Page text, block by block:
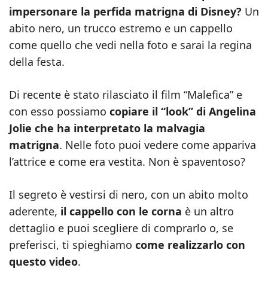
impersonare la perfida matrigna di Disney? Un
abito nero, un trucco estremo e un cappello
come quello che vedi nella foto e sarai la regina
della festa.
Di recente è stato rilasciato il film “Malefica” e
con esso possiamo copiare il “look” di Angelina
Jolie che ha interpretato la malvagia
matrigna. Nelle foto puoi vedere come appariva
l’attrice e come era vestita. Non è spaventoso?
Il segreto è vestirsi di nero, con un abito molto
aderente, il cappello con le corna è un altro
dettaglio e puoi scegliere di comprarlo o, se
preferisci, ti spieghiamo come realizzarlo con
questo video.